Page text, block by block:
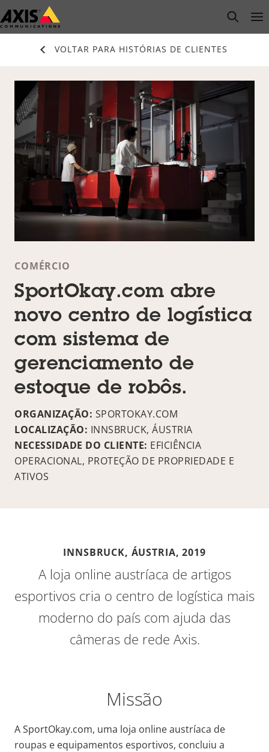
Pular
para
open
VOLTAR PARA HISTÓRIAS DE CLIENTES
COMÉRCIO
SportOkay.com abre
novo centro de logística
com sistema de
gerenciamento de
estoque de robôs.
ORGANIZAÇÃO: SPORTOKAY.COM
LOCALIZAÇÃO: INNSBRUCK, ÁUSTRIA
NECESSIDADE DO CLIENTE: EFICIÊNCIA
OPERACIONAL, PROTEÇÃO DE PROPRIEDADE E
ATIVOS
INNSBRUCK, ÁUSTRIA,2019
A loja online austríaca de artigos
esportivos cria o centro de logística mais
moderno do país com ajuda das
câmeras de rede Axis.
Missão
A SportOkay.com, uma loja online austríaca de
roupas e equipamentos esportivos, concluiu a